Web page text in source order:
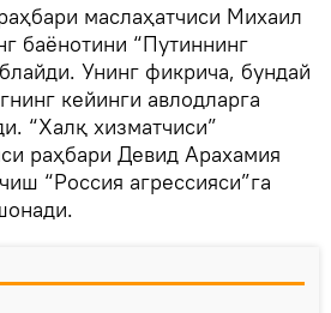
маслаҳатчиси Михаил
баёнотини “Путиннинг
Унинг фикрича, бундай
кейинги авлодларга
“Халқ хизматчиси”
раҳбари Девид Арахамия
“Россия агрессияси”га